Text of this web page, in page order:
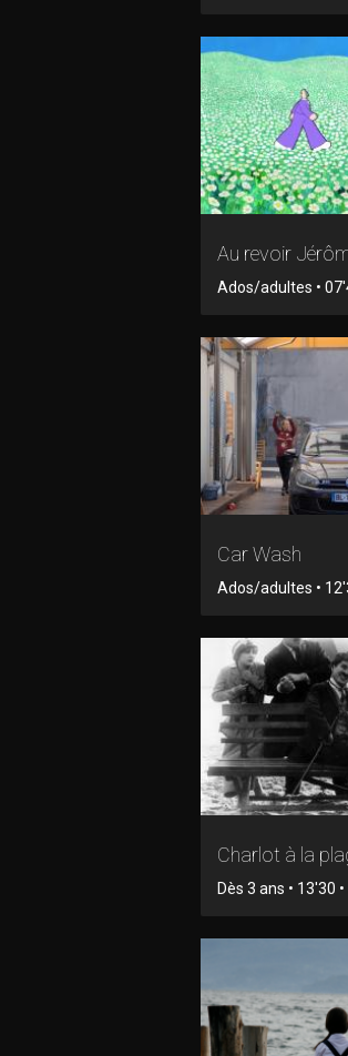
Au revoir
Ados/adultes •
Car Wash
Ados/adultes •
Charlot à la
Dès 3 ans • 13'30